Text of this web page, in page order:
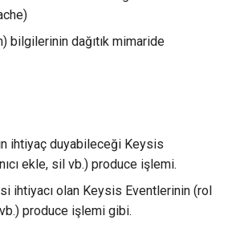
bilgilerinin dağıtık mimaride
ihtiyaç duyabileceği Keysis
ekle, sil vb.) produce işlemi.
ihtiyacı olan Keysis Eventlerinin (rol
vb.) produce işlemi gibi.